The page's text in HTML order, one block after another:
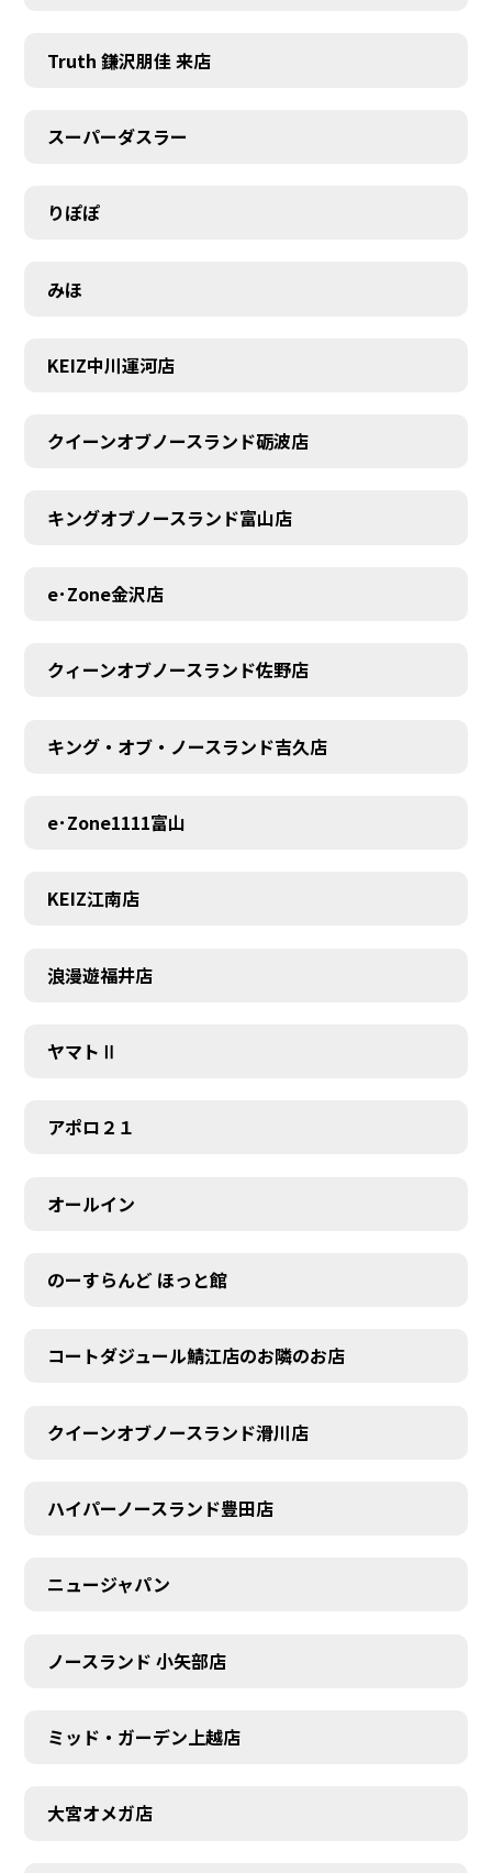
Truth 鎌沢朋佳 来店
スーパーダスラー
りぽぽ
みほ
KEIZ中川運河店
クイーンオブノースランド砺波店
キングオブノースランド富山店
e･Zone金沢店
クィーンオブノースランド佐野店
キング・オブ・ノースランド吉久店
e･Zone1111富山
KEIZ江南店
浪漫遊福井店
ヤマトⅡ
アポロ２１
オールイン
のーすらんど ほっと館
コートダジュール鯖江店のお隣のお店
クイーンオブノースランド滑川店
ハイパーノースランド豊田店
ニュージャパン
ノースランド 小矢部店
ミッド・ガーデン上越店
大宮オメガ店